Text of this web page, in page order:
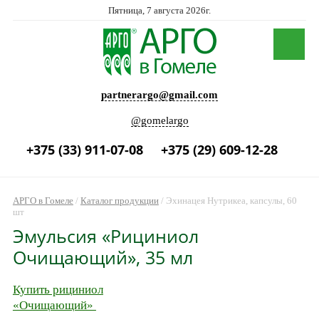
Пятница, 7 августа 2026г.
partnerargo@gmail.com
@gomelargo
+375 (33) 911-07-08 +375 (29) 609-12-28
АРГО в Гомеле/ Каталог продукции/ Эхинацея Нутрикеа, капсулы, 60
шт
Эмульсия «Рициниол
Очищающий», 35 мл
Купить рициниол
«Очищающий»